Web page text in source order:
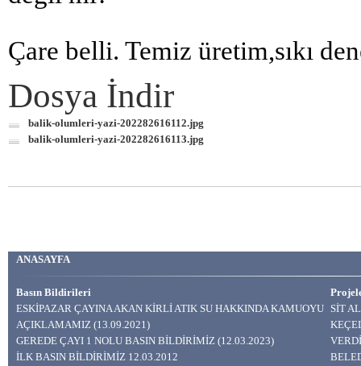
Çare belli. Temiz üretim,sıkı
Dosya İndir
balik-olumleri-yazi-202282616112.jpg
balik-olumleri-yazi-202282616113.jpg
ANASAYFA
Basın Bildirileri
ESKİPAZAR ÇAYINA AKAN KİRLİ ATIK SU HAKKINDA KAMUOYU
AÇIKLAMAMIZ (13.09.2021)
GEREDE ÇAYI 1 NOLU BASIN BİLDİRİMİZ (12.03.2023)
İLK BASIN BİLDİRİMİZ 12.03.2012
SİT